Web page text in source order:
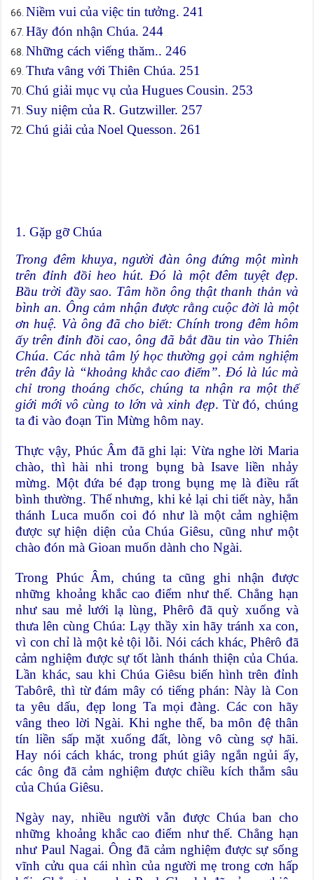
Niềm vui của việc tin tưởng. 241
Hãy đón nhận Chúa. 244
Những cách viếng thăm.. 246
Thưa vâng với Thiên Chúa. 251
Chú giải mục vụ của Hugues Cousin. 253
Suy niệm của R. Gutzwiller. 257
Chú giải của Noel Quesson. 261
1. Gặp gỡ Chúa
Trong đêm khuya, người đàn ông đứng một mình
trên đỉnh đồi heo hút. Đó là một đêm tuyệt đẹp.
Bầu trời đầy sao. Tâm hồn ông thật thanh thản và
bình an. Ông cảm nhận được rằng cuộc đời là một
ơn huệ. Và ông đã cho biết: Chính trong đêm hôm
ấy trên đỉnh đồi cao, ông đã bắt đầu tin vào Thiên
Chúa. Các nhà tâm lý học thường gọi cảm nghiệm
trên đây là “khoảng khắc cao điểm”. Đó là lúc mà
chỉ trong thoáng chốc, chúng ta nhận ra một thế
giới mới vô cùng to lớn và xinh đẹp. Từ đó, chúng
ta đi vào đoạn Tin Mừng hôm nay.
Thực vậy, Phúc Âm đã ghi lại: Vừa nghe lời Maria
chào, thì hài nhi trong bụng bà Isave liền nhảy
mừng. Một đứa bé đạp trong bụng mẹ là điều rất
bình thường. Thế nhưng, khi kẻ lại chi tiết này, hẳn
thánh Luca muốn coi đó như là một cảm nghiệm
được sự hiện diện của Chúa Giêsu, cũng như một
chào đón mà Gioan muốn dành cho Ngài.
Trong Phúc Âm, chúng ta cũng ghi nhận được
những khoảng khắc cao điểm như thế. Chẳng hạn
như sau mẻ lưới lạ lùng, Phêrô đã quỳ xuống và
thưa lên cùng Chúa: Lạy thầy xin hãy tránh xa con,
vì con chỉ là một kẻ tội lỗi. Nói cách khác, Phêrô đã
cảm nghiệm được sự tốt lành thánh thiện của Chúa.
Lần khác, sau khi Chúa Giêsu biến hình trên đỉnh
Tabôrê, thì từ đám mây có tiếng phán: Này là Con
ta yêu dấu, đẹp long Ta mọi đàng. Các con hãy
vâng theo lời Ngài. Khi nghe thế, ba môn đệ thân
tín liền sấp mặt xuống đất, lòng vô cùng sợ hãi.
Hay nói cách khác, trong phút giây ngắn ngủi ấy,
các ông đã cảm nghiệm được chiều kích thẳm sâu
của Chúa Giêsu.
Ngày nay, nhiều người vẫn được Chúa ban cho
những khoảng khắc cao điểm như thế. Chẳng hạn
như Paul Nagai. Ông đã cảm nghiệm được sự sống
vĩnh cửu qua cái nhìn của người mẹ trong cơn hấp